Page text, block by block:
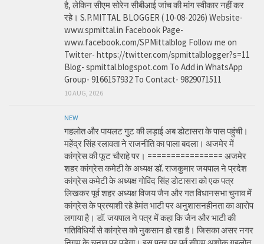
है, लेकिन सीएम सोरेन सीबीआई जांच की मांग स्वीकार नहीं कर
रहे। S.P.MITTAL BLOGGER ( 10-08-2026) Website-
www.spmittal.in Facebook Page-
www.facebook.com/SPMittalblog Follow me on
Twitter- https://twitter.com/spmittalblogger?s=11
Blog- spmittal.blogspot.com To Add in WhatsApp
Group- 9166157932 To Contact- 9829071511
10 AUG, 2026
NEW
गहलोत और पायलट गुट की लड़ाई अब डोटासरा के पास पहुंची।
महेंद्र सिंह रलावता ने राजनीति का पाला बदला। अजमेर में
कांग्रेस की फूट चौराहे पर। ================ अजमेर
शहर कांग्रेस कमेटी के अध्यक्ष डॉ. राजकुमार जयपाल ने प्रदेश
कांग्रेस कमेटी के अध्यक्ष गोविंद सिंह डोटासरा को एक पत्र
लिखकर पूर्व शहर अध्यक्ष विजय जैन और गत विधानसभा चुनाव में
कांग्रेस के प्रत्याशी रहे हेमंत भाटी पर अनुशासनहीनता का आरोप
लगाया है। डॉ. जयपाल ने पत्र में कहा कि जैन और भाटी की
गतिविधियों से कांग्रेस को नुकसान हो रहा है। जिसका असर नगर